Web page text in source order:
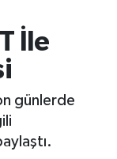
İle
günlerde